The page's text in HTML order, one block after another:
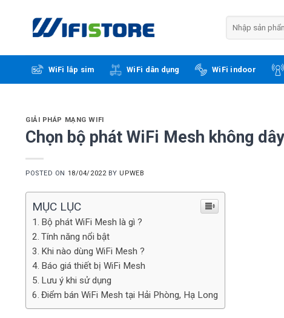
kiếm:
WiFi lắp sim WiFi dân dụng WiFi indoor
GIẢI PHÁP MẠNG WIFI
Chọn bộ phát WiFi Mesh không
POSTED ON 18/04/2022 BY UPWEB
MỤC LỤC
Bộ phát WiFi Mesh là gì ?
Tính năng nổi bật
Khi nào dùng WiFi Mesh ?
Báo giá thiết bị WiFi Mesh
Lưu ý khi sử dụng
Điểm bán WiFi Mesh tại Hải Phòng, Hạ Long